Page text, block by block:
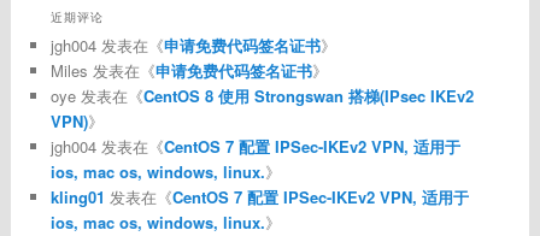
近期评论
jgh004发表在《申请免费代码签名证书》
Miles 发表在《申请免费代码签名证书》
oye发表在《CentOS 8 使用 Strongswan 搭梯(IPsec IKEv2
VPN)》
jgh004发表在《CentOS 7 配置 IPSec-IKEv2 VPN, 适用于
ios, mac os, windows, linux.》
kling01 发表在《CentOS 7 配置 IPSec-IKEv2 VPN, 适用于
ios, mac os, windows, linux.》